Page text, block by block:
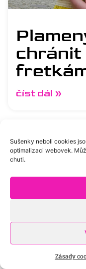
Sušenky neboli cookies
optimalizaci webovek.
chuti.
Zásady
chránit
číst dál »